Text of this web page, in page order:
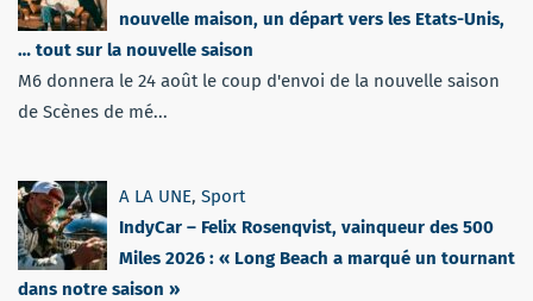
nouvelle maison, un départ vers les Etats-Unis,
… tout sur la nouvelle saison
M6 donnera le 24 août le coup d'envoi de la nouvelle saison
de Scènes de mé...
A LA UNE, Sport
IndyCar – Felix Rosenqvist, vainqueur des 500
Miles 2026 : « Long Beach a marqué un tournant
dans notre saison »